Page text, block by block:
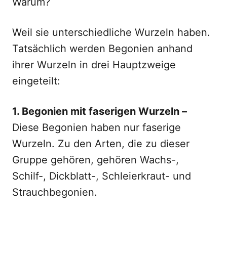
Weil sie unterschiedliche Wurzeln haben.
Tatsächlich werden Begonien anhand
ihrer Wurzeln in drei Hauptzweige
eingeteilt:
1. Begonien mit faserigen Wurzeln –
Diese Begonien haben nur faserige
Wurzeln. Zu den Arten, die zu dieser
Gruppe gehören, gehören Wachs-,
Schilf-, Dickblatt-, Schleierkraut- und
Strauchbegonien.